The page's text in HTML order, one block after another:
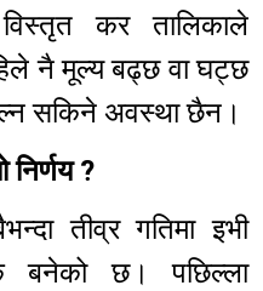
कर तालिकाले
नै मूल्य बढ्छ वा घट्छ
सकिने अवस्था छैन।
निर्णय ?
तीव्र गतिमा इभी
बनेको छ। पछिल्ला